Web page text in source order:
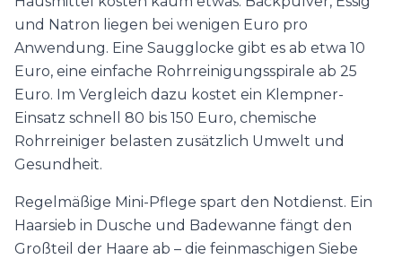
und Natron liegen bei wenigen Euro pro
Anwendung. Eine Saugglocke gibt es ab etwa 10
Euro, eine einfache Rohrreinigungsspirale ab 25
Euro. Im Vergleich dazu kostet ein Klempner-
Einsatz schnell 80 bis 150 Euro, chemische
Rohrreiniger belasten zusätzlich Umwelt und
Gesundheit.
Regelmäßige Mini-Pflege spart den Notdienst. Ein
Haarsieb in Dusche und Badewanne fängt den
Großteil der Haare ab – die feinmaschigen Siebe